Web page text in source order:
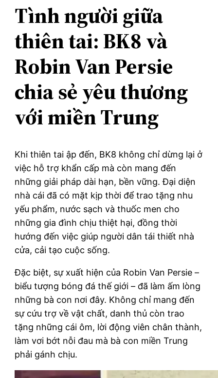
Tình người giữa
thiên tai: BK8 và
Robin Van Persie
chia sẻ yêu thương
với miền Trung
Khi thiên tai ập đến, BK8 không chỉ dừng lại ở
việc hỗ trợ khẩn cấp mà còn mang đến
những giải pháp dài hạn, bền vững. Đại diện
nhà cái đã có mặt kịp thời để trao tặng nhu
yếu phẩm, nước sạch và thuốc men cho
những gia đình chịu thiệt hại, đồng thời
hướng đến việc giúp người dân tái thiết nhà
cửa, cải tạo cuộc sống.
Đặc biệt, sự xuất hiện của Robin Van Persie –
biểu tượng bóng đá thế giới – đã làm ấm lòng
những bà con nơi đây. Không chỉ mang đến
sự cứu trợ về vật chất, danh thủ còn trao
tặng những cái ôm, lời động viên chân thành,
làm vơi bớt nỗi đau mà bà con miền Trung
phải gánh chịu.